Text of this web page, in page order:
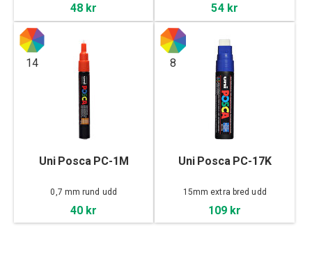
48 kr 54 kr
14
Uni Posca PC-1M
0,7 mm rund udd
40 kr
8
Uni Posca PC-17K
15mm extra bred udd
109 kr